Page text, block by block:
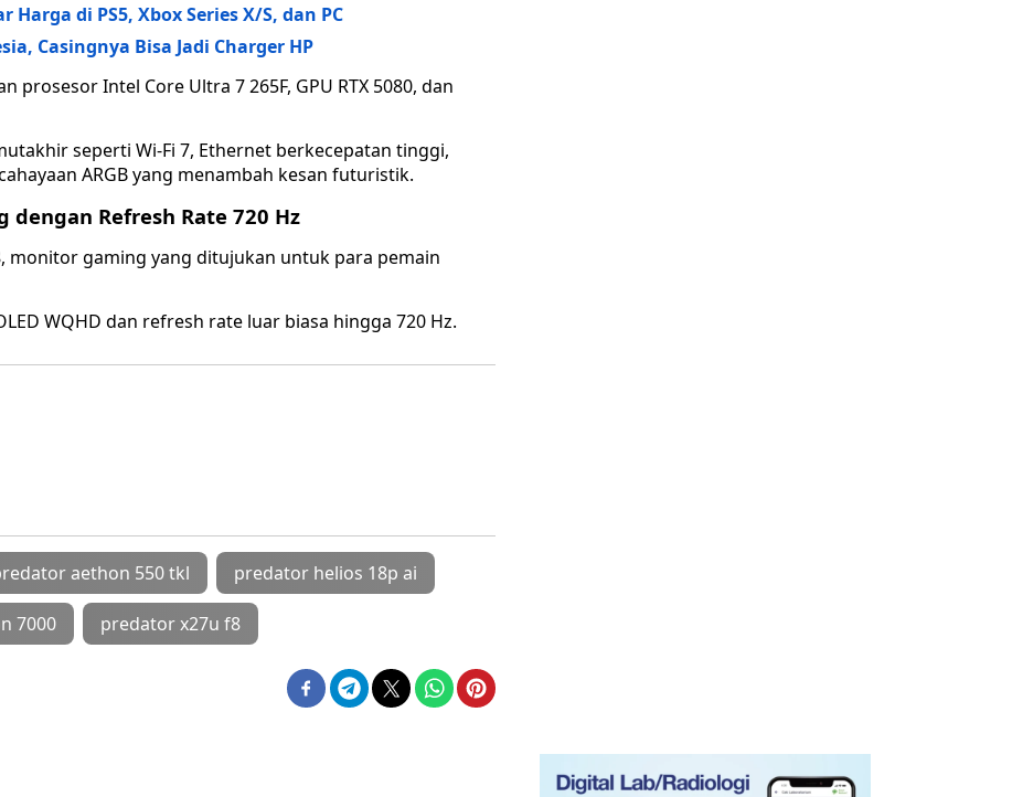
di PS5, Xbox Series X/S, dan PC
Casingnya Bisa Jadi Charger HP
prosesor Intel Core Ultra 7 265F, GPU RTX 5080, dan
seperti Wi-Fi 7, Ethernet berkecepatan tinggi,
ARGB yang menambah kesan futuristik.
dengan Refresh Rate 720 Hz
monitor gaming yang ditujukan untuk para pemain
WQHD dan refresh rate luar biasa hingga 720 Hz.
aethon 550 tkl predator helios 18p ai
7000 predator x27u f8